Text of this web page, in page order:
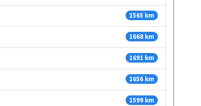
1565 km
1668 km
1691 km
1656 km
1599 km